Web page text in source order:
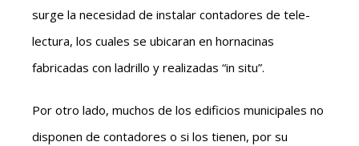
surge la necesidad de instalar contadores de tele-
lectura, los cuales se ubicaran en hornacinas
fabricadas con ladrillo y realizadas “in situ”.
Por otro lado, muchos de los edificios municipales no
disponen de contadores o si los tienen, por su